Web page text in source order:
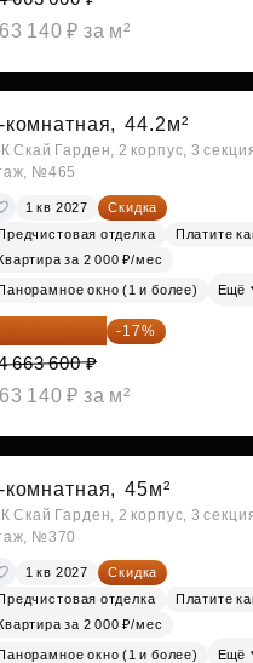
140 ₽ за м²
комнатная, 44.2м²
Скай Гарден, 2 корпус, 3
№465
1 кв 2027
Скидка
отделка
Платите
за 2 000 ₽/мес
окно (1 и более) Ещё
470 788 ₽ -17%
663 600 ₽
140 ₽ за м²
комнатная, 45м²
Скай Гарден, 2 корпус, 3
№370
1 кв 2027
Скидка
отделка
Платите
за 2 000 ₽/мес
окно (1 и более) Ещё